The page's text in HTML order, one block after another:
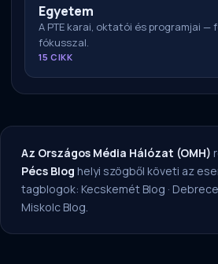
Egyetem
A PTE karai, oktatói és programjai
fókusszal.
15 CIKK
Az Országos Média Hálózat (OMH)
Pécs Blog helyi szögből követi az
tagblogok: Kecskemét Blog ·
Miskolc Blog.